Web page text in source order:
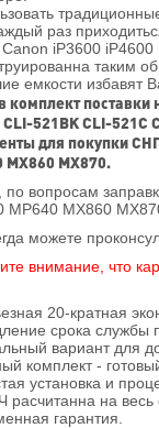
раз
iP3600 iP4600
таким
емкости избавят
комплект поставки
521BK CLI-521C
для покупки
MX860 MX870.
по вопросам
MP640 MX860
можете
внимание, что
20-кратная
срока службы
вариант для
комплект -
установка и
на весь
гарантия.